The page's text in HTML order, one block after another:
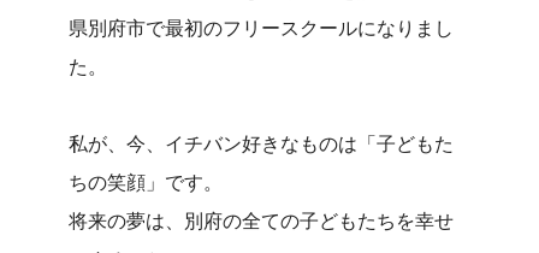
県別府市で最初のフリースクールになりまし
た。
私が、今、イチバン好きなものは「子どもた
ちの笑顔」です。
将来の夢は、別府の全ての子どもたちを幸せ